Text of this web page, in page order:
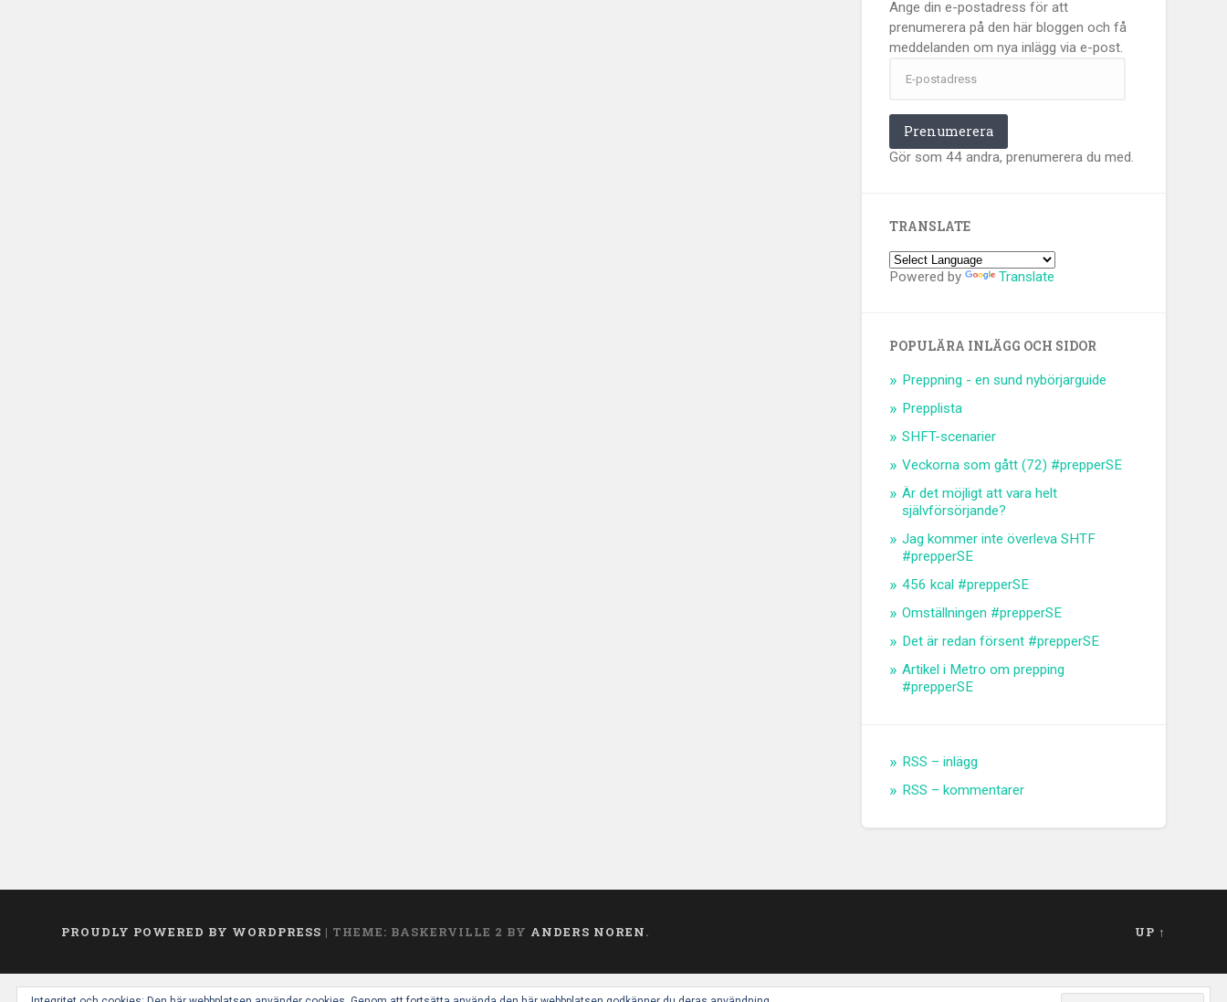
Ange din e-postadress för att
prenumerera på den här bloggen och få
meddelanden om nya inlägg via e-post.
postadress
Prenumerera
Gör som 44 andra, prenumerera du med.
TRANSLATE
Powered by Translate
POPULÄRA INLÄGG OCH SIDOR
Preppning - en sund nybörjarguide
Prepplista
SHFT-scenarier
Veckorna som gått (72) #prepperSE
Är det möjligt att vara helt
självförsörjande?
Jag kommer inte överleva SHTF
#prepperSE
456 kcal #prepperSE
Omställningen #prepperSE
Det är redan försent #prepperSE
Artikel i Metro om prepping
#prepperSE
RSS – inlägg
RSS – kommentarer
PROUDLY POWERED BY WORDPRESS | THEME: BASKERVILLE 2 BY ANDERS NOREN. UP ↑